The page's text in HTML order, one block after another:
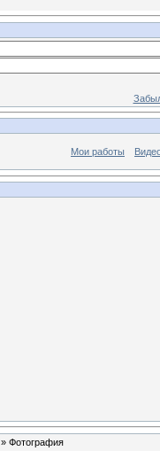
Мои работы
» Фотография